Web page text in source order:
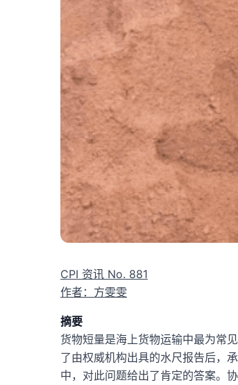
CPI 资讯 No. 881
作者：方雯雯
摘要
货物短量是海上货物运输中最为常
了由权威机构出具的水尺报告后，
中，对此问题给出了肯定的答案。